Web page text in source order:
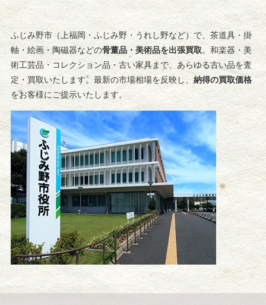
ふじみ野市（上福岡・ふじみ野・うれし野など）で、茶道具・掛
軸・絵画・陶磁器などの骨董品・美術品を出張買取。和楽器・美
術工芸品・コレクション品・古い家具まで、あらゆる古い品を査
定・買取いたします。最新の市場相場を反映し、納得の買取価格
をお客様にご提示いたします。